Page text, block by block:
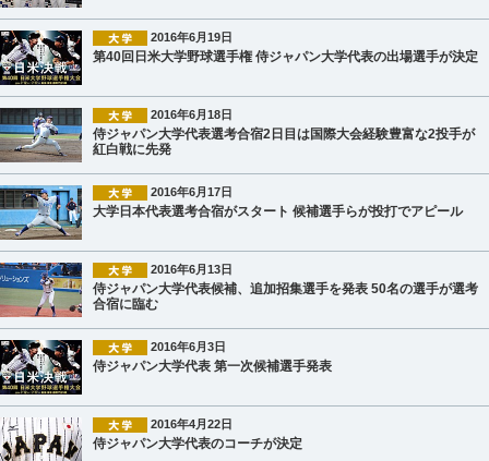
2016年6月19日
第40回日米大学野球選手権 侍ジャパン大学代表の出場選手が決定
2016年6月18日
侍ジャパン大学代表選考合宿2日目は国際大会経験豊富な2投手が
紅白戦に先発
2016年6月17日
大学日本代表選考合宿がスタート 候補選手らが投打でアピール
2016年6月13日
侍ジャパン大学代表候補、追加招集選手を発表 50名の選手が選考
合宿に臨む
2016年6月3日
侍ジャパン大学代表 第一次候補選手発表
2016年4月22日
侍ジャパン大学代表のコーチが決定